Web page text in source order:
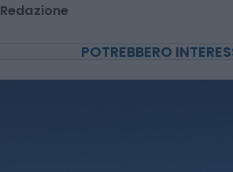
Redazione
POTREBBERO